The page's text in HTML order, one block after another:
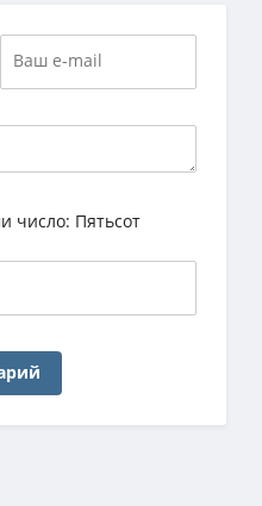
число: Пятьсот